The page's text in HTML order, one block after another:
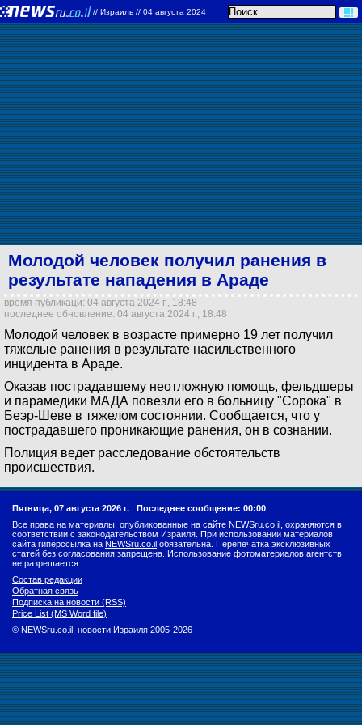
// Израиль // 04 августа 2024
Молодой человек получил ранения в
результате нападения в Араде
время публикаци: 04 августа 2024 г., 18:48
последнее обновление: 04 августа 2024 г., 18:48
Молодой человек в возрасте примерно 19 лет получил
тяжелые ранения в результате насильственного
инцидента в Араде.
Оказав пострадавшему неотложную помощь, фельдшеры
и парамедики МАДА повезли его в больницу "Сорока" в
Беэр-Шеве в тяжелом состоянии. Сообщается, что у
пострадавшего проникающие ранения, он в сознании.
Полиция ведет расследование обстоятельств
происшествия.
Пятница, 07 августа 2026 г. Последнее сообщение: 00:00
Все права на материалы, опубликованные на сайте NEWSru.co.il, охраняются в
соответствии с законодательством Израиля. При использовании материалов
сайта гиперссылка на NEWSru.co.il обязательна. Перепечатка эксклюзивных
статей без согласования запрещена. Использование фотоматериалов агентств
не разрешается.
Состав редакции
Обратная связь
Подписка на новости (RSS)
Price List (MS Word file)
© NEWSru.co.il: новости Израиля 2005-2026